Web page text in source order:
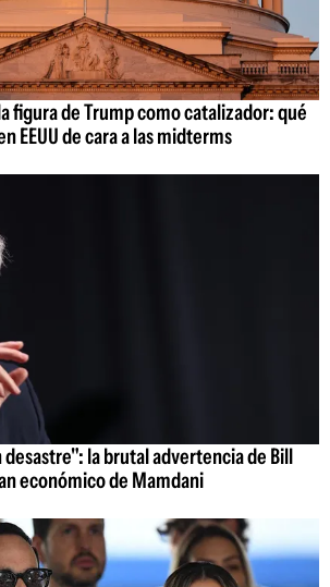
figura de Trump como catalizador: qué
EEUU de cara a las midterms
desastre": la brutal advertencia de Bill
económico de Mamdani